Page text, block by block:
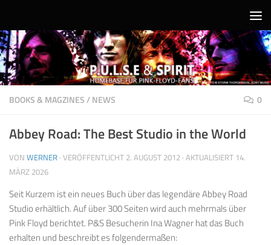
BOOKS & MAGZINES/NEWS 0
Abbey Road: The Best Studio in the World
VON WERNER · VERÖFFENTLICHT 2. AUGUST 2012 · AKTUALISIERT 14.
MÄRZ 2026
Seit Kurzem ist ein neues Buch über das legendäre Abbey Road
Studio erhältlich. Auf über 300 Seiten wird auch mehrmals über
Pink Floyd berichtet. P&S Besucherin Ina Wagner hat das Buch
erhalten und beschreibt es folgendermaßen: